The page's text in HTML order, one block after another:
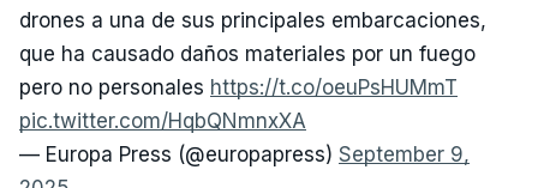
drones a una de sus principales embarcaciones,
que ha causado daños materiales por un fuego
pero no personales https://t.co/oeuPsHUMmT
pic.twitter.com/HqbQNmnxXA
— Europa Press (@europapress) September 9,